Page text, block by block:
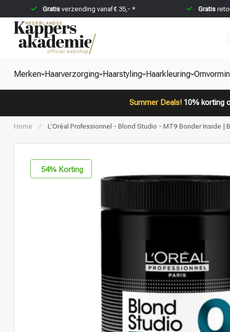
Gratisverzending vanaf € 35,- * Gratis
Merken Haarverzorging Haarstyling Haarkleuring
Summer Deals!10% korting
Home / L’Oréal Professionnel - Blond Studio - MT9 Bonder Inside
54% Korting